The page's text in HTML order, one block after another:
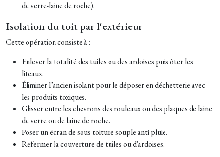
de verre-laine de roche).
Isolation du toit par l'extérieur
Cette opération consiste à :
Enlever la totalité des tuiles ou des ardoises puis ôter les
liteaux.
Éliminer l’ancien isolant pour le déposer en déchetterie avec
les produits toxiques.
Glisser entre les chevrons des rouleaux ou des plaques de laine
de verre ou de laine de roche.
Poser un écran de sous toiture souple anti pluie.
Refermer la couverture de tuiles ou d'ardoises.